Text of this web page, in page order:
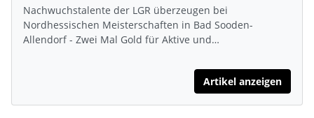
Nachwuchstalente der LGR überzeugen bei
Nordhessischen Meisterschaften in Bad Sooden-
Allendorf - Zwei Mal Gold für Aktive und…
Artikel anzeigen